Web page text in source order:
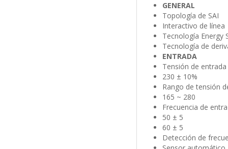
GENERAL
Topología de SAI
Interactivo de línea
Tecnología Energy
Tecnología de
ENTRADA
Tensión de
230 ± 10%
Rango de tensión
165 ~ 280
Frecuencia de
50 ± 5
60 ± 5
Detección de